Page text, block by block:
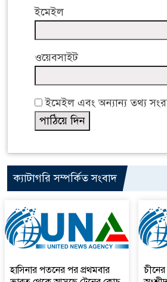
ইমেইল
ওয়েবসাইট
ইমেইল এবং অন্যান্য তথ্য
ক্যাটাগরি সম্পর্কিত সংবাদ
হাসিনার পতনের পর প্রথমবার